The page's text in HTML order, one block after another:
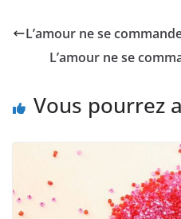
L’amour ne se
L’amour ne se
Vous pourrez